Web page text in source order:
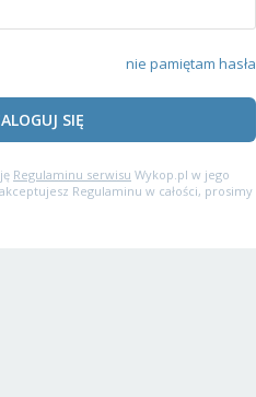
nie pamiętam hasła
SIĘ
Regulaminu serwisu Wykop.pl w jego
Regulaminu w całości, prosimy